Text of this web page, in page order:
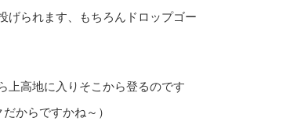
げられます、もちろんドロップゴー
上高地に入りそこから登るのです
からですかね～）